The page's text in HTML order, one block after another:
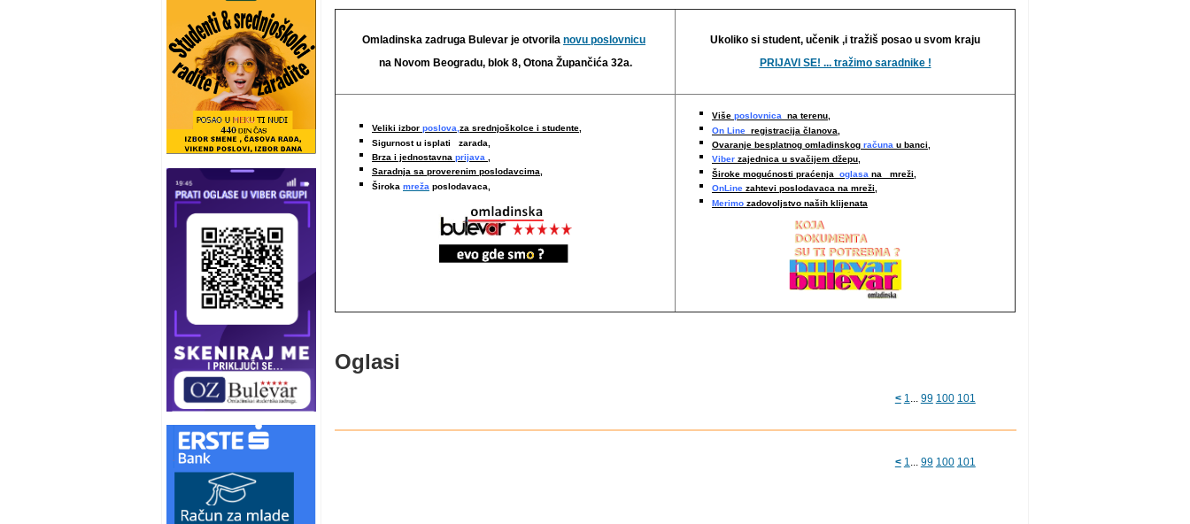
Omladinska zadruga Bulevar je otvorila novu poslovnicu
na Novom Beogradu, blok 8, Otona Župančića 32a.
Ukoliko si student, učenik ,i tražiš posao u svom kraju
PRIJAVI SE! ... tražimo saradnike !
Veliki izbor poslova,za srednjoškolce i studente,
Sigurnost u isplati zarada,
Brza i jednostavna prijava ,
Saradnja sa proverenim poslodavcima,
Široka mreža poslodavaca,
Više poslovnica na terenu,
On Line registracija članova,
Ovaranje besplatnog omladinskog računa u banci,
Viber zajednica u svačijem džepu,
Široke mogućnosti praćenja oglasa na mreži,
OnLine zahtevi poslodavaca na mreži,
Merimo zadovoljstvo naših klijenata
Oglasi
< 1... 99 100 101
< 1... 99 100 101